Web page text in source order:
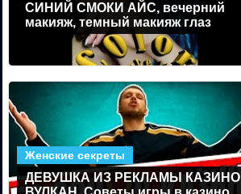
СИНИЙ СМОКИ АЙС, вечерний
макияж, темный макияж глаз
ДЕВУШКА ИЗ РЕКЛАМЫ КАЗИНО
Женские секреты